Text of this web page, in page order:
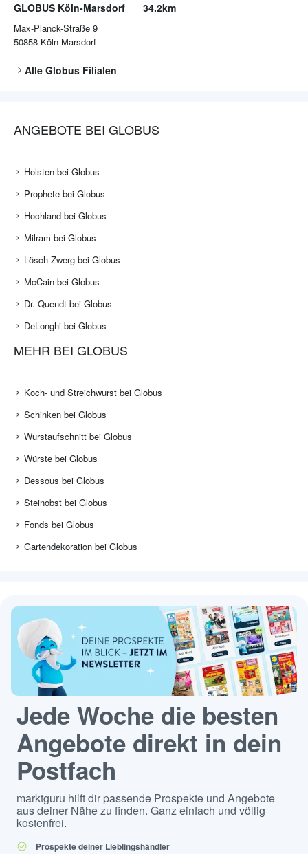
GLOBUS Köln-Marsdorf
Max-Planck-Straße 9
50858 Köln-Marsdorf
34.2km
Alle Globus Filialen
ANGEBOTE BEI GLOBUS
Holsten bei Globus
Prophete bei Globus
Hochland bei Globus
Milram bei Globus
Lösch-Zwerg bei Globus
McCain bei Globus
Dr. Quendt bei Globus
DeLonghi bei Globus
MEHR BEI GLOBUS
Koch- und Streichwurst bei Globus
Schinken bei Globus
Wurstaufschnitt bei Globus
Würste bei Globus
Dessous bei Globus
Steinobst bei Globus
Fonds bei Globus
Gartendekoration bei Globus
Jede Woche die besten
Angebote direkt in dein
Postfach
marktguru hilft dir passende Prospekte und Angebote
aus deiner Nähe zu finden. Ganz einfach und völlig
kostenfrei.
Prospekte deiner Lieblingshändler